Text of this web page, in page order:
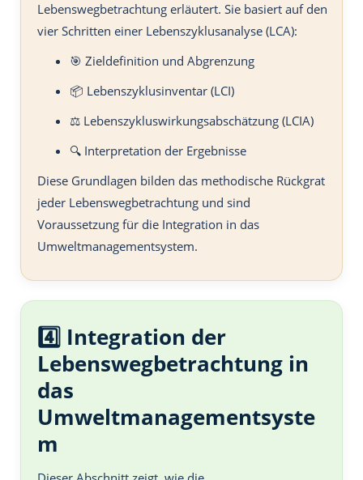
Lebenswegbetrachtung erläutert. Sie basiert auf den
vier Schritten einer Lebenszyklusanalyse (LCA):
🎯 Zieldefinition und Abgrenzung
📦 Lebenszyklusinventar (LCI)
⚖️ Lebenszykluswirkungsabschätzung (LCIA)
🔍 Interpretation der Ergebnisse
Diese Grundlagen bilden das methodische Rückgrat
jeder Lebenswegbetrachtung und sind
Voraussetzung für die Integration in das
Umweltmanagementsystem.
4️⃣ Integration der
Lebenswegbetrachtung in
das
Umweltmanagementsyste
m